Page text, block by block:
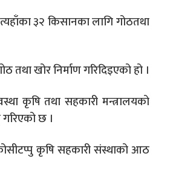
३२ किसानका लागि गोठतथा
खोर निर्माण गरिदिइएको हो ।
कृषि तथा सहकारी मन्त्रालयको
छ ।
कृषि सहकारी संस्थाको आठ